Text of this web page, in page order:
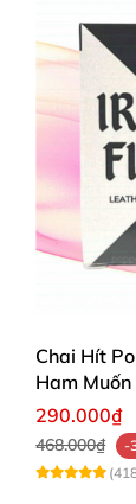
Chai Hít
Ham
290.000₫
468.000₫
-